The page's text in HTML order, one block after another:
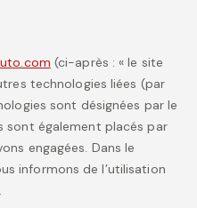
(ci-après : « le site
technologies liées (par
sont désignées par le
sont également placés par
engagées. Dans le
informons de l’utilisation